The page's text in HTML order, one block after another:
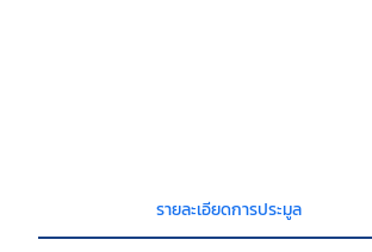
รายละเอียดการประมูล